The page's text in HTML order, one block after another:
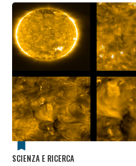
SCIENZA E RICERCA